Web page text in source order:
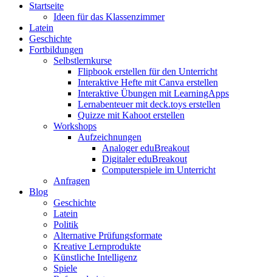
Startseite
Ideen für das Klassenzimmer
Latein
Geschichte
Fortbildungen
Selbstlernkurse
Flipbook erstellen für den Unterricht
Interaktive Hefte mit Canva erstellen
Interaktive Übungen mit LearningApps
Lernabenteuer mit deck.toys erstellen
Quizze mit Kahoot erstellen
Workshops
Aufzeichnungen
Analoger eduBreakout
Digitaler eduBreakout
Computerspiele im Unterricht
Anfragen
Blog
Geschichte
Latein
Politik
Alternative Prüfungsformate
Kreative Lernprodukte
Künstliche Intelligenz
Spiele